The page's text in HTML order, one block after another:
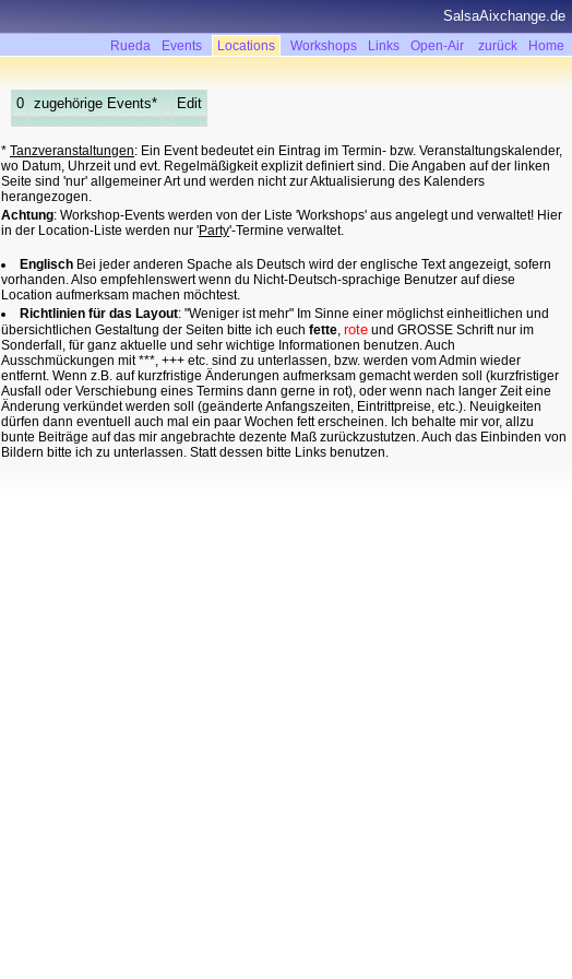
SalsaAixchange.de
Rueda Events Locations Workshops Links Open-Air zurück Home
0 zugehörige Events* Edit
* Tanzveranstaltungen: Ein Event bedeutet ein Eintrag im Termin- bzw. Veranstaltungskalender,
wo Datum, Uhrzeit und evt. Regelmäßigkeit explizit definiert sind. Die Angaben auf der linken
Seite sind 'nur' allgemeiner Art und werden nicht zur Aktualisierung des Kalenders
herangezogen.
Achtung: Workshop-Events werden von der Liste 'Workshops' aus angelegt und verwaltet! Hier
in der Location-Liste werden nur 'Party'-Termine verwaltet.
Englisch Bei jeder anderen Spache als Deutsch wird der englische Text angezeigt, sofern
vorhanden. Also empfehlenswert wenn du Nicht-Deutsch-sprachige Benutzer auf diese
Location aufmerksam machen möchtest.
Richtlinien für das Layout: "Weniger ist mehr" Im Sinne einer möglichst einheitlichen und
übersichtlichen Gestaltung der Seiten bitte ich euch fette, rote und GROSSE Schrift nur im
Sonderfall, für ganz aktuelle und sehr wichtige Informationen benutzen. Auch
Ausschmückungen mit ***, +++ etc. sind zu unterlassen, bzw. werden vom Admin wieder
entfernt. Wenn z.B. auf kurzfristige Änderungen aufmerksam gemacht werden soll (kurzfristiger
Ausfall oder Verschiebung eines Termins dann gerne in rot), oder wenn nach langer Zeit eine
Änderung verkündet werden soll (geänderte Anfangszeiten, Eintrittpreise, etc.). Neuigkeiten
dürfen dann eventuell auch mal ein paar Wochen fett erscheinen. Ich behalte mir vor, allzu
bunte Beiträge auf das mir angebrachte dezente Maß zurückzustutzen. Auch das Einbinden von
Bildern bitte ich zu unterlassen. Statt dessen bitte Links benutzen.